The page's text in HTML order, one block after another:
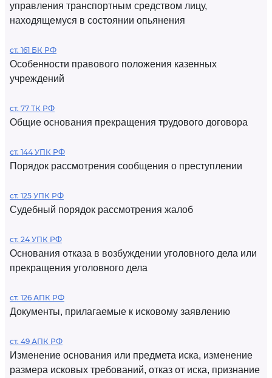
управления транспортным средством лицу,
находящемуся в состоянии опьянения
ст. 161 БК РФ
Особенности правового положения казенных
учреждений
ст. 77 ТК РФ
Общие основания прекращения трудового договора
ст. 144 УПК РФ
Порядок рассмотрения сообщения о преступлении
ст. 125 УПК РФ
Судебный порядок рассмотрения жалоб
ст. 24 УПК РФ
Основания отказа в возбуждении уголовного дела или
прекращения уголовного дела
ст. 126 АПК РФ
Документы, прилагаемые к исковому заявлению
ст. 49 АПК РФ
Изменение основания или предмета иска, изменение
размера исковых требований, отказ от иска, признание